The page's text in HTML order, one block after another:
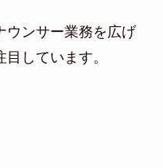
ウンサー業務を広げ
しています。